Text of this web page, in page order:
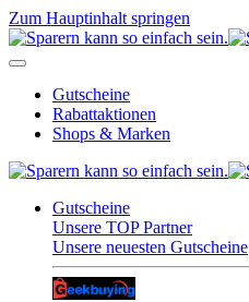
Zum Hauptinhalt springen
Gutscheine
Rabattaktionen
Shops & Marken
Gutscheine
Unsere TOP Partner
Unsere neuesten Gutscheine